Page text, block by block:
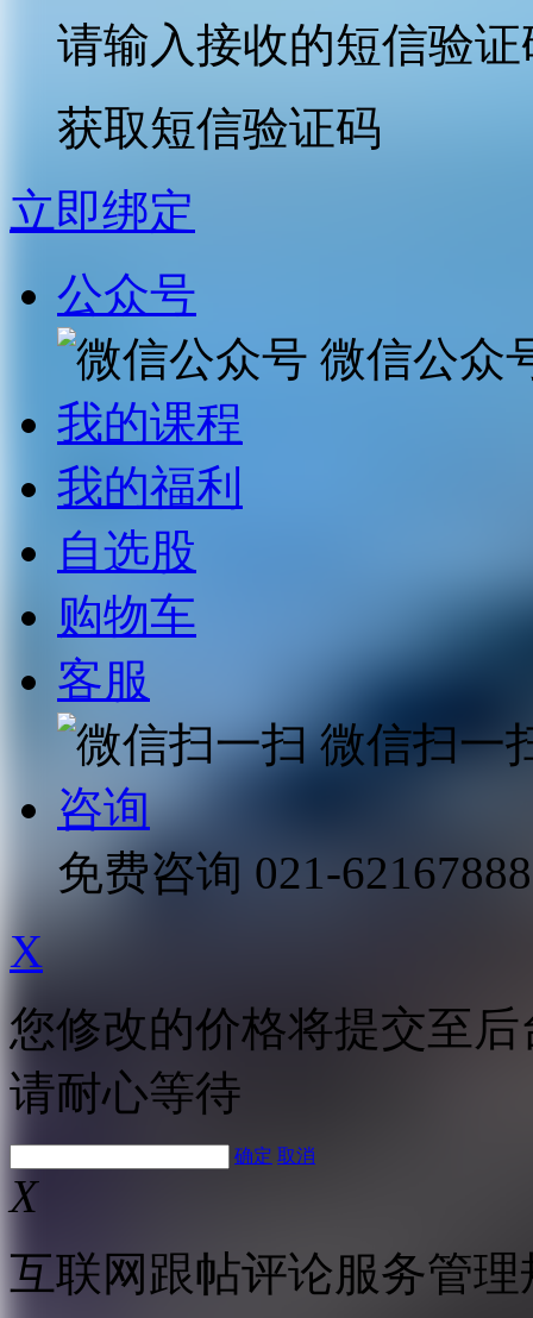
请输入接收的短信验证
获取短信验证码
立即绑定
公众号
微信公众
我的课程
我的福利
自选股
购物车
客服
微信扫一
咨询
免费咨询 021-62167888
X
您修改的价格将提交至
请耐心等待
确定 取消
X
互联网跟帖评论服务管理